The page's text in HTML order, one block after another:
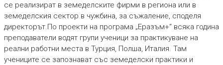
се реализират в земеделските фирми в региона или в
земеделския сектор в чужбина, за съжаление, споделя
директорът.По проекти на програма „Еразъм+“ всяка година
преподаватели водят групи ученици за практикуване на
реални работни места в Турция, Полша, Италия. Там
учениците се запознават със земеделски практики и